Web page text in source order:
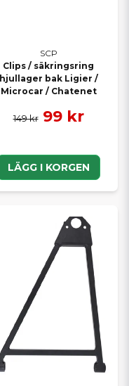
SCP
Clips / säkringsring
hjullager bak Ligier /
Microcar / Chatenet
149 kr 99 kr
LÄGG I KORGEN